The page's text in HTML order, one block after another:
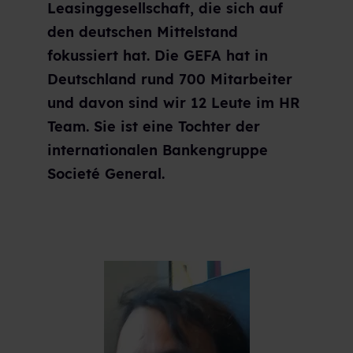
Leasinggesellschaft, die sich auf
den deutschen Mittelstand
fokussiert hat. Die GEFA hat in
Deutschland rund 700 Mitarbeiter
und davon sind wir 12 Leute im HR
Team. Sie ist eine Tochter der
internationalen Bankengruppe
Societé General.